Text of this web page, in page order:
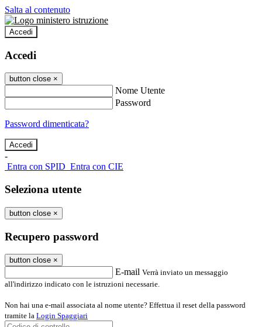
Salta al contenuto
Accedi
Accedi
button close ×
Nome Utente
Password
Password dimenticata?
-
Entra con SPID Entra con CIE
Seleziona utente
button close ×
Recupero password
button close ×
E-mail Verrà inviato un messaggio
all'indirizzo indicato con le istruzioni necessarie.
Non hai una e-mail associata al nome utente? Effettua il reset della password
tramite la Login Spaggiari